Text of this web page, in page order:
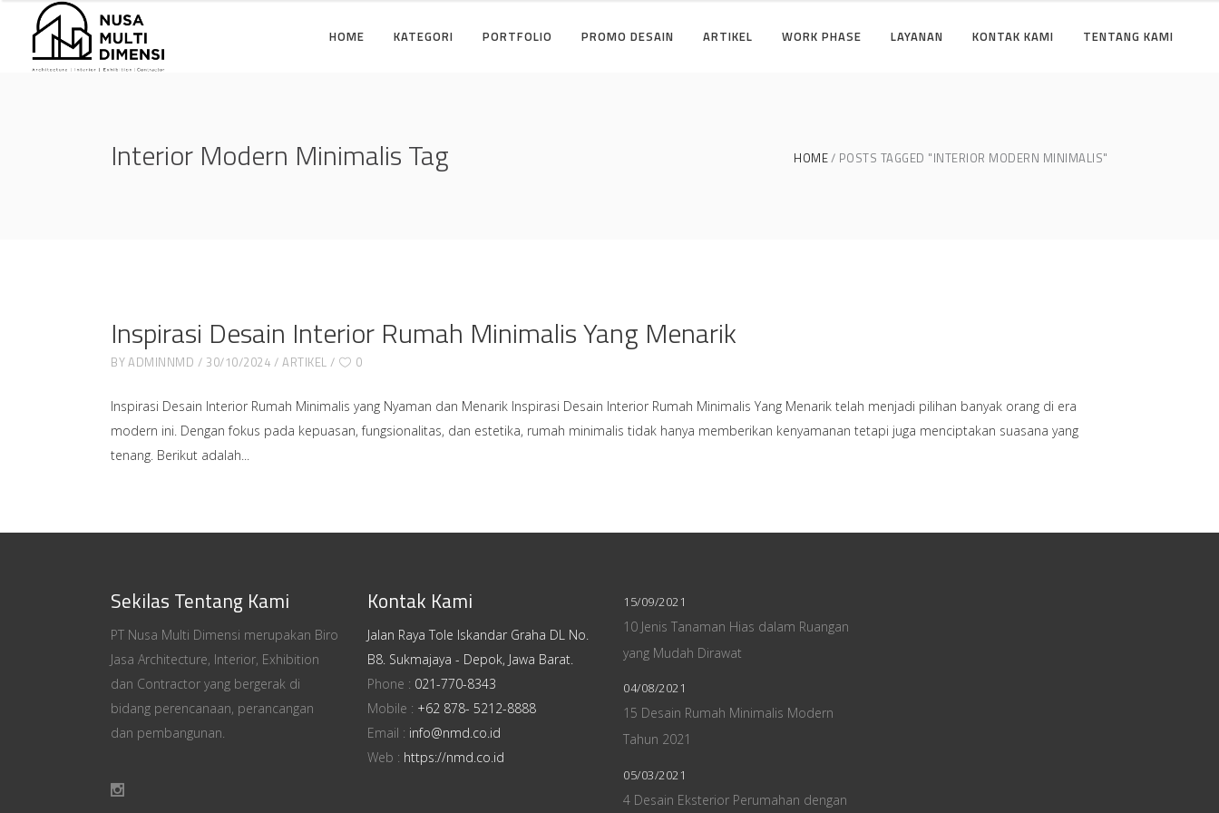
HOME KATEGORI PORTFOLIO PROMO DESAIN ARTIKEL WORK PHASE LAYANAN KONTAK KAMI TENTANG KAMI
Interior Modern Minimalis Tag HOME POSTS TAGGED "INTERIOR MODERN MINIMALIS"
Inspirasi Desain Interior Rumah Minimalis Yang Menarik
BYADMINNMD 30/10/2024 ARTIKEL 0
Inspirasi Desain Interior Rumah Minimalis yang Nyaman dan Menarik Inspirasi Desain Interior Rumah Minimalis Yang Menarik telah menjadi pilihan banyak orang di era
modern ini. Dengan fokus pada kepuasan, fungsionalitas, dan estetika, rumah minimalis tidak hanya memberikan kenyamanan tetapi juga menciptakan suasana yang
tenang. Berikut adalah
Sekilas Tentang Kami
PT Nusa Multi Dimensi merupakan Biro
Jasa Architecture, Interior, Exhibition
dan Contractor yang bergerak di
bidang perencanaan, perancangan
dan pembangunan.
Kontak Kami
Jalan Raya Tole Iskandar Graha DL No.
B8. Sukmajaya - Depok, Jawa Barat.
Phone : 021-770-8343
Mobile : +62 878- 5212-8888
Email : info@nmd.co.id
Web : https://nmd.co.id
15/09/2021
10 Jenis Tanaman Hias dalam Ruangan
yang Mudah Dirawat
04/08/2021
15 Desain Rumah Minimalis Modern
Tahun 2021
05/03/2021
4 Desain Eksterior Perumahan dengan